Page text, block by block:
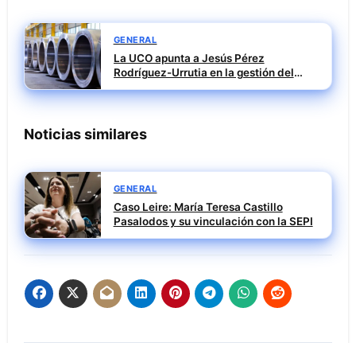
GENERAL
La UCO apunta a Jesús Pérez
Rodríguez-Urrutia en la gestión del
rescate de Tubos Reunidos
Noticias similares
GENERAL
Caso Leire: María Teresa Castillo
Pasalodos y su vinculación con la SEPI